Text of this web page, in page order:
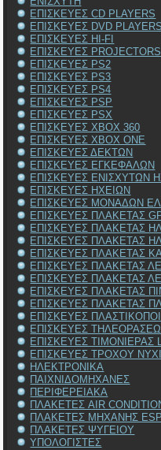
ΕΠΙΣΚΕΥΕΣ CD PLAYERS
ΕΠΙΣΚΕΥΕΣ DVD PLAYERS
ΕΠΙΣΚΕΥΕΣ HI-FI
ΕΠΙΣΚΕΥΕΣ PROJECTORS
ΕΠΙΣΚΕΥΕΣ PS2
ΕΠΙΣΚΕΥΕΣ PS3
ΕΠΙΣΚΕΥΕΣ PS4
ΕΠΙΣΚΕΥΕΣ PSP
ΕΠΙΣΚΕΥΕΣ PSX
ΕΠΙΣΚΕΥΕΣ XBOX 360
ΕΠΙΣΚΕΥΕΣ XBOX ONE
ΕΠΙΣΚΕΥΕΣ ΔΕΚΤΩΝ
ΕΠΙΣΚΕΥΕΣ ΕΓΚΕΦΑΛΩΝ
ΕΠΙΣΚΕΥΕΣ ΕΝΙΣΧΥΤΩΝ
ΕΠΙΣΚΕΥΕΣ ΗΧΕΙΩΝ
ΕΠΙΣΚΕΥΕΣ ΜΟΝΑΔΩΝ
ΕΠΙΣΚΕΥΕΣ ΠΛΑΚΕΤΑΣ
ΕΠΙΣΚΕΥΕΣ ΠΛΑΚΕΤΑΣ
ΕΠΙΣΚΕΥΕΣ ΠΛΑΚΕΤΑΣ
ΕΠΙΣΚΕΥΕΣ ΠΛΑΚΕΤΑΣ
ΕΠΙΣΚΕΥΕΣ ΠΛΑΚΕΤΑΣ
ΕΠΙΣΚΕΥΕΣ ΠΛΑΚΕΤΑΣ
ΕΠΙΣΚΕΥΕΣ ΠΛΑΚΕΤΑΣ
ΕΠΙΣΚΕΥΕΣ ΠΛΑΚΕΤΑΣ
ΕΠΙΣΚΕΥΕΣ
ΕΠΙΣΚΕΥΕΣ
ΕΠΙΣΚΕΥΕΣ ΤΙΜΟΝΙΕΡΑΣ
ΕΠΙΣΚΕΥΕΣ ΤΡΟΧΟΥ
ΗΛΕΚΤΡΟΝΙΚΑ
ΠΑΙΧΝΙΔΟΜΗΧΑΝΕΣ
ΠΕΡΙΦΕΡΕΙΑΚΑ
ΠΛΑΚΕΤΕΣ AIR
ΠΛΑΚΕΤΕΣ ΜΗΧΑΝΗΣ
ΠΛΑΚΕΤΕΣ ΨΥΓΕΙΟΥ
ΥΠΟΛΟΓΙΣΤΕΣ